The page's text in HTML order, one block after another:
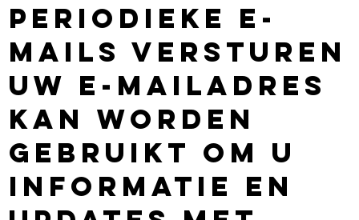
periodieke e-
mails versturen
Uw e-mailadres
kan worden
gebruikt om u
informatie en